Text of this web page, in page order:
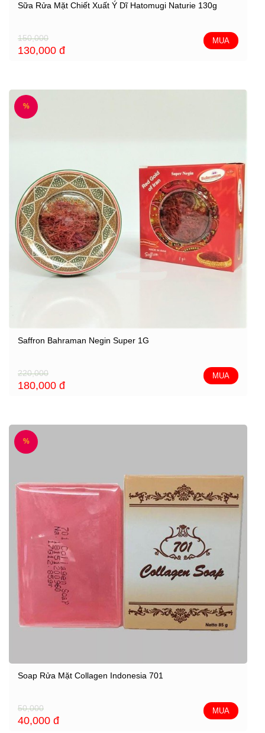
Sữa Rửa Mặt Chiết Xuất Ý Dĩ Hatomugi Naturie 130g
150,000
130,000 đ
MUA
%
Saffron Bahraman Negin Super 1G
220,000
180,000 đ
MUA
%
Soap Rửa Mặt Collagen Indonesia 701
50,000
40,000 đ
MUA